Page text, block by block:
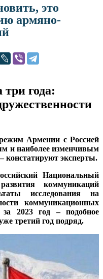
это
армяно-
три года:
Армении с Россией
и наиболее изменчивым
констатируют эксперты.
Национальный
коммуникаций
исследования на
коммуникационных
за 2023 год – подобное
третий год подряд.